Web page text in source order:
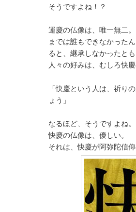
そうですよね！？
運慶の仏像は、唯一無二
までは誰もできなかった
ると、継承しなかったとも
人々の好みは、むしろ快
「快慶という人は、祈り
ょう」
なるほど、そうですよね。
快慶の仏像は、優しい。
それは、快慶が阿弥陀信